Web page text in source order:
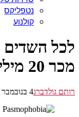
נטפליקס
קולנוע
השדים
עד היום
גולדברג4 בנובמבר 2024